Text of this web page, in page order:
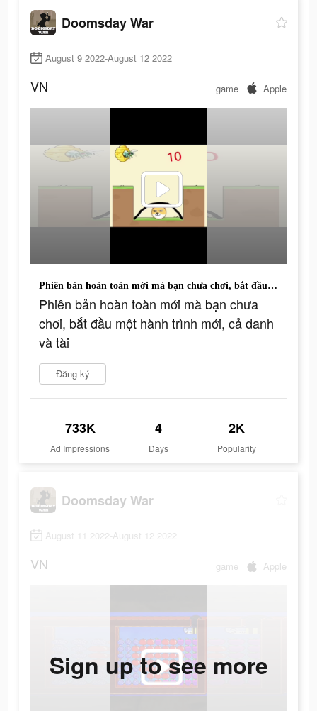
Doomsday War
August 9 2022-August 12 2022
VN game Apple
Phiên bản hoàn toàn mới mà bạn chưa chơi, bắt đầu một hành trình mới, cả danh và tài
Phiên bản hoàn toàn mới mà bạn chưa
chơi, bắt đầu một hành trình mới, cả danh
và tài
Đăng ký
733K
Ad Impressions
4
Days
2K
Popularity
Doomsday War
August 11 2022-August 12 2022
VN game Apple
Sign up to see more